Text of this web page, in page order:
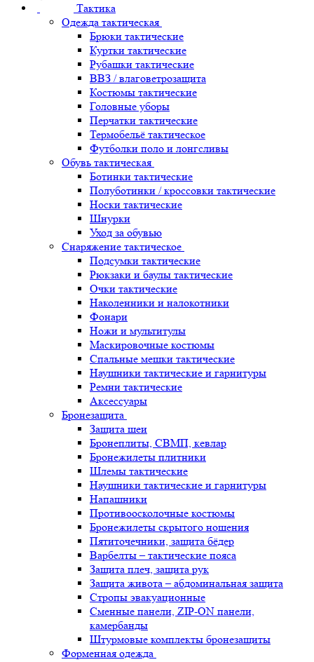
Тактика
Одежда тактическая
Брюки тактические
Куртки тактические
Рубашки тактические
ВВЗ / влаговетрозащита
Костюмы тактические
Головные уборы
Перчатки тактические
Термобельё тактическое
Футболки поло и лонгсливы
Обувь тактическая
Ботинки тактические
Полуботинки / кроссовки тактические
Носки тактические
Шнурки
Уход за обувью
Снаряжение тактическое
Подсумки тактические
Рюкзаки и баулы тактические
Очки тактические
Наколенники и налокотники
Фонари
Ножи и мультитулы
Маскировочные костюмы
Спальные мешки тактические
Наушники тактические и гарнитуры
Ремни тактические
Аксессуары
Бронезащита
Защита шеи
Бронеплиты, СВМП, кевлар
Бронежилеты плитники
Шлемы тактические
Наушники тактические и гарнитуры
Напашники
Противоосколочные костюмы
Бронежилеты скрытого ношения
Пятиточечники, защита бёдер
Варбелты – тактические пояса
Защита плеч, защита рук
Защита живота – абдоминальная защита
Стропы эвакуационные
Сменные панели, ZIP-ON панели,
камербанды
Штурмовые комплекты бронезащиты
Форменная одежда